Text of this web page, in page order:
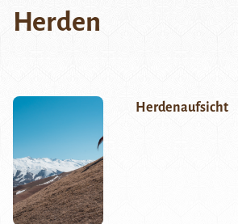
Herden
Herdenaufsicht